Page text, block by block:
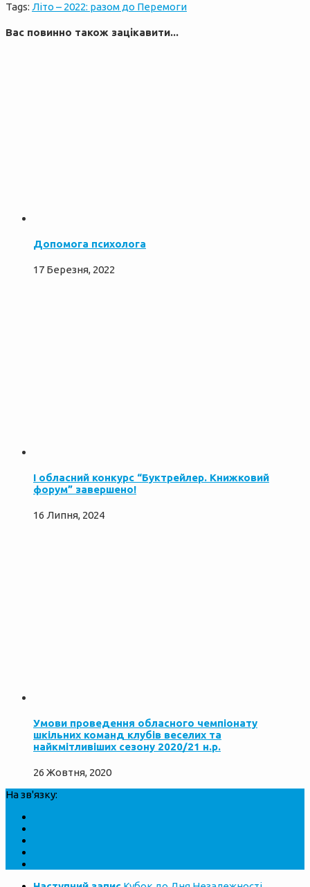
Tags: Літо – 2022: разом до Перемоги
Вас повинно також зацікавити...
Допомога психолога
17 Березня, 2022
І обласний конкурс “Буктрейлер. Книжковий
форум” завершено!
16 Липня, 2024
Умови проведення обласного чемпiонатy
шкiльних команд клубiв веселих та
найкмiтливiших сезону 2020/21 н.р.
26 Жовтня, 2020
На зв'язку: